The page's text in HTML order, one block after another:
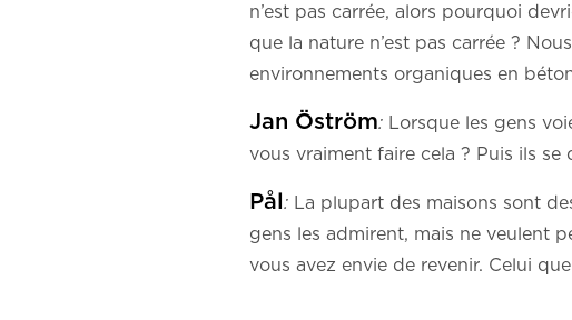
n’est pas carrée, alors pourquoi
que la nature n’est pas carrée ?
environnements organiques en
Jan Öström: Lorsque les gens
vous vraiment faire cela ? Puis ils
Pål: La plupart des maisons sont
gens les admirent, mais ne veulent
vous avez envie de revenir. Celui